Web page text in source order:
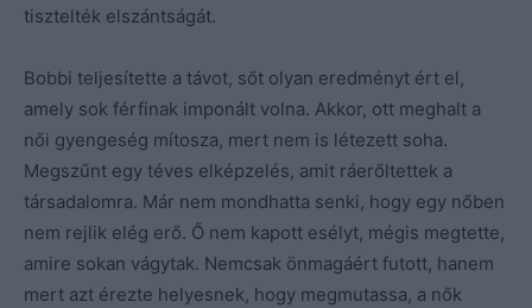
tisztelték elszántságát.
Bobbi teljesítette a távot, sőt olyan eredményt ért el,
amely sok férfinak imponált volna. Akkor, ott meghalt a
női gyengeség mítosza, mert nem is létezett soha.
Megszűnt egy téves elképzelés, amit ráerőltettek a
társadalomra. Már nem mondhatta senki, hogy egy nőben
nem rejlik elég erő. Ő nem kapott esélyt, mégis megtette,
amire sokan vágytak. Nemcsak önmagáért futott, hanem
mert azt érezte helyesnek, hogy megmutassa, a nők